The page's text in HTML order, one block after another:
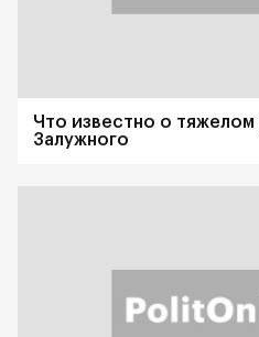
Что известно о
Залужного